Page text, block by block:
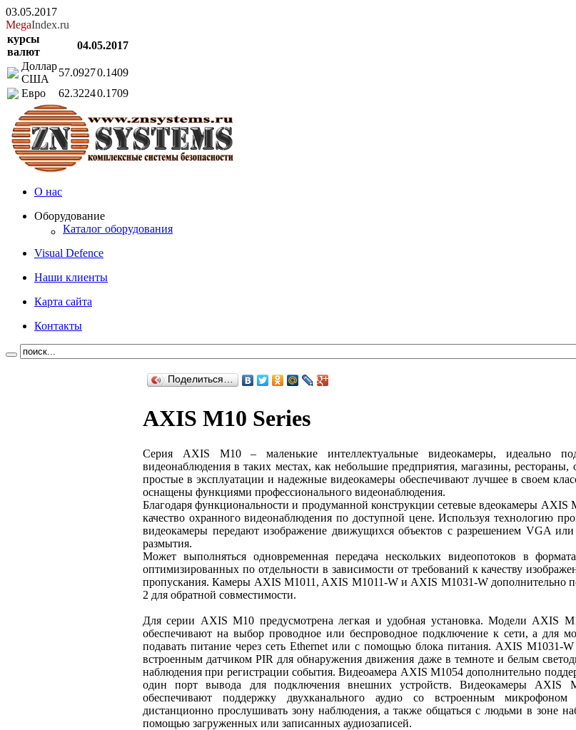
03.05.2017
MegaIndex.ru
курсы
валют
04.05.2017
Доллар
США
57.09270.1409
Евро
62.32240.1709
О нас
Оборудование
Каталог оборудования
Visual Defence
Наши клиенты
Карта сайта
Контакты
Поделиться…
AXIS M10 Series
Серия AXIS M10 – маленькие интеллектуальные видеокамеры, идеально
видеонаблюдения в таких местах, как небольшие предприятия, магазины,
простые в эксплуатации и надежные видеокамеры обеспечивают лучшее в своем
оснащены функциями профессионального видеонаблюдения.
Благодаря функциональности и продуманной конструкции сетевые вдеокамеры AXIS
качество охранного видеонаблюдения по доступной цене. Используя технологию
видеокамеры передают изображение движущихся объектов с разрешением VGA
размытия.
Может выполняться одновременная передача нескольких видеопотоков в
оптимизированных по отдельности в зависимости от требований к качеству
пропускания. Камеры AXIS M1011, AXIS M1011-W и AXIS M1031-W дополнительно
2 для обратной совместимости.
Для серии AXIS M10 предусмотрена легкая и удобная установка. Модели AXIS
обеспечивают на выбор проводное или беспроводное подключение к сети, а для
подавать питание через сеть Ethernet или с помощью блока питания. AXIS
встроенным датчиком PIR для обнаружения движения даже в темноте и белым
наблюдения при регистрации события. Видеоамера AXIS M1054 дополнительно
один порт вывода для подключения внешних устройств. Видеокамеры AXIS
обеспечивают поддержку двухканального аудио со встроенным
дистанционно прослушивать зону наблюдения, а также общаться с людьми в зоне
помощью загруженных или записанных аудиозаписей.